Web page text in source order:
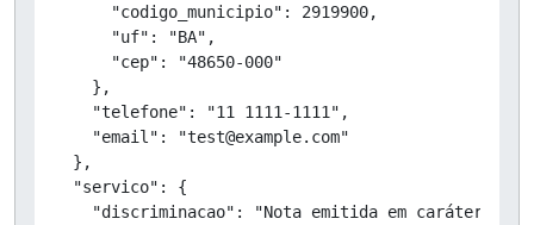
      "codigo_municipio": 2919900,
      "uf": "BA",
      "cep": "48650-000"
    },
    "telefone": "11 1111-1111",
    "email": "test@example.com"
  },
  "servico": {
"discriminacao": "Nota emitida em caráter de